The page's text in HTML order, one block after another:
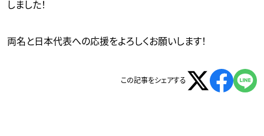
しました！
両名と日本代表への応援をよろしくお願いします！
この記事をシェアする